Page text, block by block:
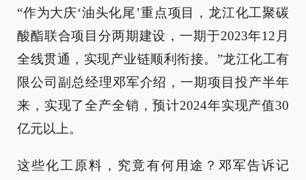
“作为大庆‘油头化尾’重点项目，龙江化工聚碳
酸酯联合项目分两期建设，一期于2023年12月
全线贯通，实现产业链顺利衔接。”龙江化工有
限公司副总经理邓军介绍，一期项目投产半年
来，实现了全产全销，预计2024年实现产值30
亿元以上。
这些化工原料，究竟有何用途？邓军告诉记